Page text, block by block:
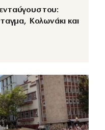
Κολωνάκι και